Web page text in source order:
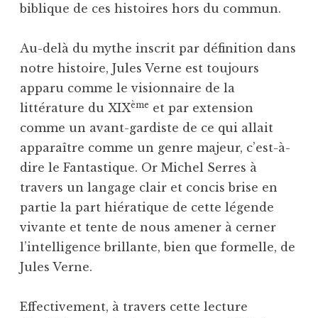
biblique de ces histoires hors du commun.
Au-delà du mythe inscrit par définition dans
notre histoire, Jules Verne est toujours
apparu comme le visionnaire de la
littérature du XIXème et par extension
comme un avant-gardiste de ce qui allait
apparaître comme un genre majeur, c’est-à-
dire le Fantastique. Or Michel Serres à
travers un langage clair et concis brise en
partie la part hiératique de cette légende
vivante et tente de nous amener à cerner
l’intelligence brillante, bien que formelle, de
Jules Verne.
Effectivement, à travers cette lecture